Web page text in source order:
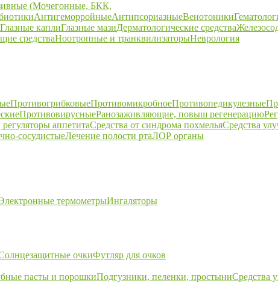
(Мочегонные, БКК,
АнтигеморройныеАнтипсориазныеВенотоники
Глазные каплиГлазные мазиДерматологические средства
средстваНоотропные и транквилизаторыНеврология
ПротивогрибковыеПротивомикробноеПротивопедикулезные
ПротивовирусныеРанозаживляющие, повыш регенерацию
аппетитаСредства от синдрома похмельяСредства
сосудистыеЛечение полости ртаЛОР органы
термометрыИнгаляторы
очкиФутляр для очков
пасты и порошкиПодгузники, пеленки, простыниСредства